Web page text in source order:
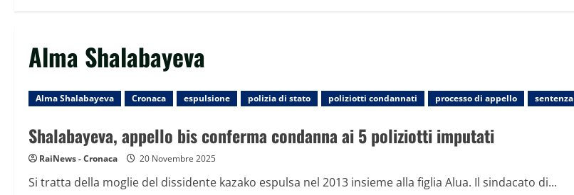
Alma Shalabayeva
Alma Shalabayeva Cronaca espulsione polizia di stato poliziotti condannati processo di appello sentenza
Shalabayeva, appello bis conferma condanna ai 5 poliziotti imputati
RaiNews - Cronaca 20 Novembre 2025
Si tratta della moglie del dissidente kazako espulsa nel 2013 insieme alla figlia Alua. Il sindacato di...